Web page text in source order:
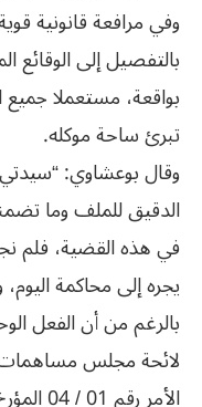
وفي مرافعة قانونية
بالتفصيل إلى الوقائع
بواقعة، مستعملا جميع
تبرئ ساحة موكله.
وقال بوعشاوي:
الدقيق للملف وما
في هذه القضية، فلم
بالرغم من أن الفعل
الأمر رقم 01 / 04 المؤرخ في 2001؟”